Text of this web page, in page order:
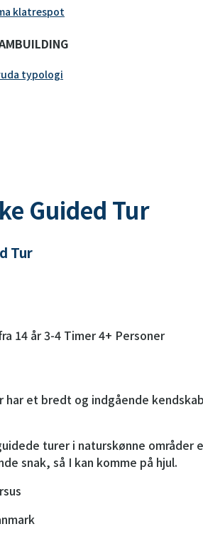
klatrespot
typologi
Guided Tur
Tur
14 år3-4 Timer4+ Personer
har et bredt og indgående
turer i naturskønne
snak, så I kan komme på hjul.